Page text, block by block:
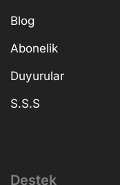
Blog
Abonelik
Duyurular
S.S.S
Destek